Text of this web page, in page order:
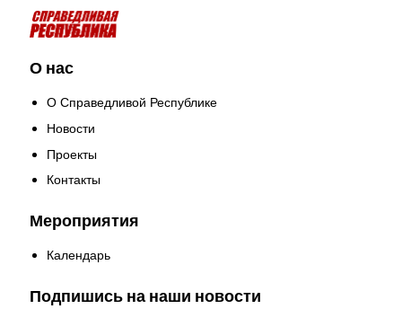
О нас
О Справедливой Республике
Новости
Проекты
Контакты
Мероприятия
Календарь
Подпишись на наши новости